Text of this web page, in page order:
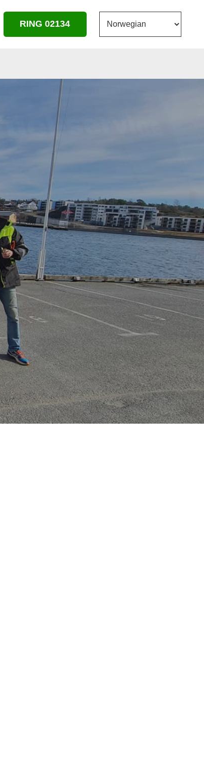
RING 02134